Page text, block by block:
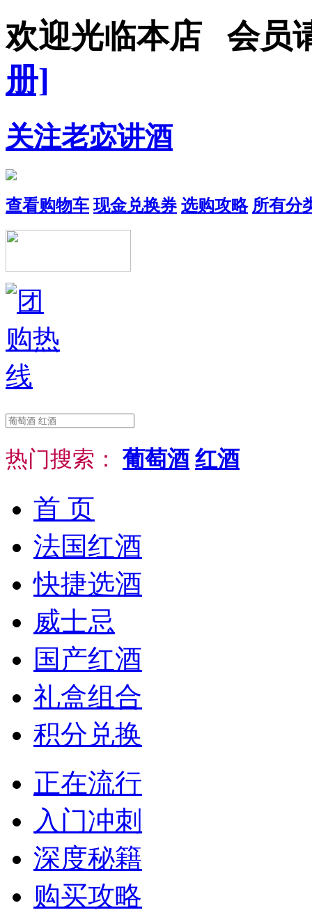
欢迎光临本店 会
册]
关注老宓讲酒
查看购物车 现金兑换券 选购攻略 所有分
热门搜索： 葡萄酒 红酒
首 页
法国红酒
快捷选酒
威士忌
国产红酒
礼盒组合
积分兑换
正在流行
入门冲刺
深度秘籍
购买攻略